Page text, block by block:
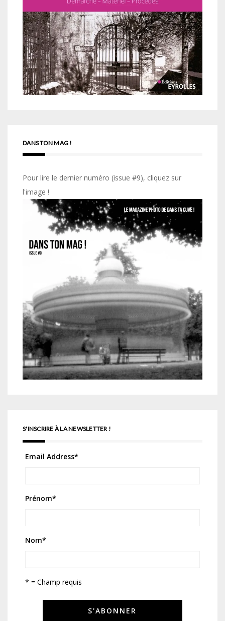
DANS TON MAG !
Pour lire le dernier numéro (issue #9), cliquez sur
l'image !
S'INSCRIRE À LA NEWSLETTER !
Email Address*
Prénom*
Nom*
* = Champ requis